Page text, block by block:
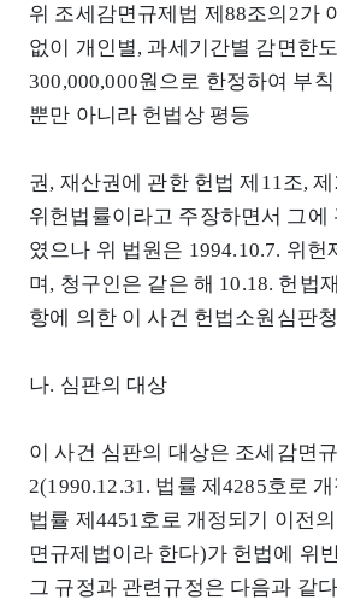
위 조세감면규제법 제88조의2가
없이 개인별, 과세기간별 감면한
300,000,000원으로 한정하여 부
뿐만 아니라 헌법상 평등
권, 재산권에 관한 헌법 제11조,
위헌법률이라고 주장하면서 그에
였으나 위 법원은 1994.10.7. 위헌
며, 청구인은 같은 해 10.18. 헌법
항에 의한 이 사건 헌법소원심판
나. 심판의 대상
이 사건 심판의 대상은 조세감면
2(1990.12.31. 법률 제4285호로
법률 제4451호로 개정되기 이전
면규제법이라 한다)가 헌법에 위
그 규정과 관련규정은 다음과 같